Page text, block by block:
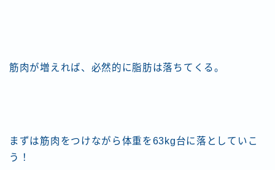
筋肉が増えれば、必然的に脂肪は落ちてくる。
まずは筋肉をつけながら体重を63kg台に落としていこ
う！